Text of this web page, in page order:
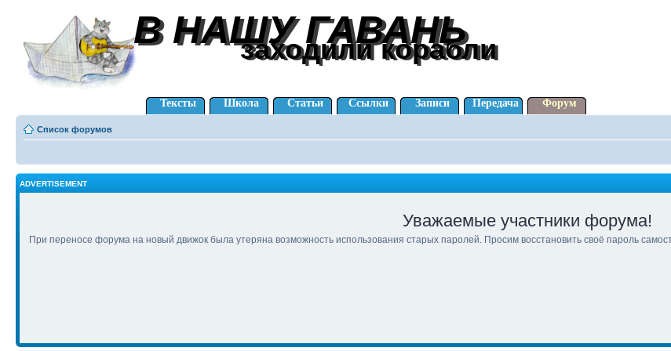
В НАШУ ГАВАНЬ
В НАШУ ГАВАНЬ
заходили корабли
заходили корабли
Тексты Школа Статьи Ссылки Записи Передача Форум
Список форумов
ADVERTISEMENT
Уважаемые участники форума!
При переносе форума на новый движок была утеряна возможность использования старых паролей. Просим восстановить своё пароль